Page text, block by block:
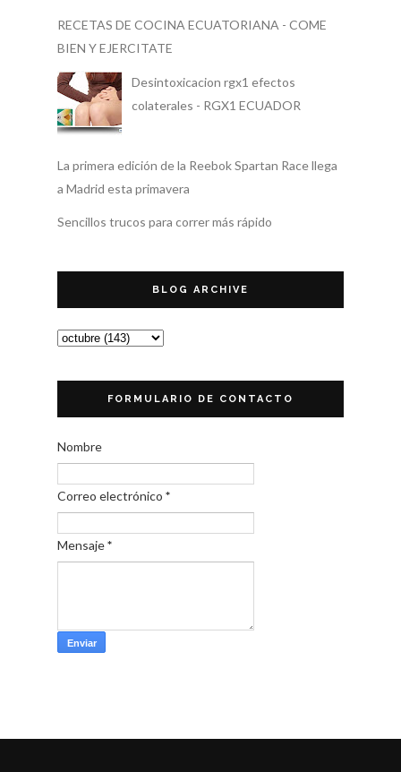
RECETAS DE COCINA ECUATORIANA - COME
BIEN Y EJERCITATE
Desintoxicacion rgx1 efectos
colaterales - RGX1 ECUADOR
La primera edición de la Reebok Spartan Race llega
a Madrid esta primavera
Sencillos trucos para correr más rápido
BLOG ARCHIVE
FORMULARIO DE CONTACTO
Nombre
Correo electrónico *
Mensaje*